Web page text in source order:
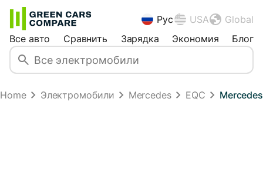
Рус USA
Global
Все авто
Сравнить Зарядка Экономия Блог
Home Электромобили Mercedes EQC